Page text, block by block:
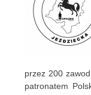
przez 200
patronatem